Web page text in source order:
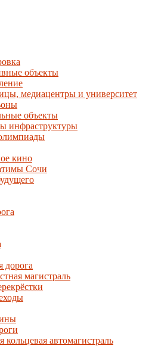
объекты
медиацентры и университет
объекты
инфраструктуры
кино
Сочи
дорога
магистраль
кольцевая автомагистраль